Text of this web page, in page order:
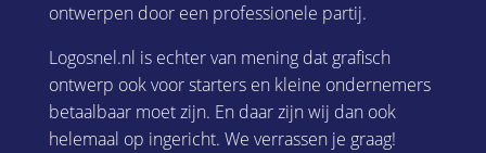
ontwerpen door een professionele partij.
Logosnel.nl is echter van mening dat grafisch
ontwerp ook voor starters en kleine ondernemers
betaalbaar moet zijn. En daar zijn wij dan ook
helemaal op ingericht. We verrassen je graag!